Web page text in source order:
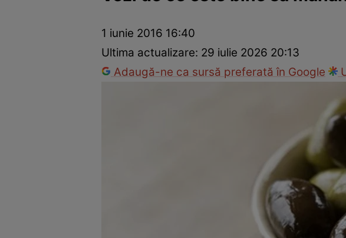
Dezvoltare personalăÎngrijire personalăCasă și grădină
1 iunie 2016 16:40
Ultima actualizare: 29 iulie 2026 20:13
Adaugă-ne ca sursă preferată în Google